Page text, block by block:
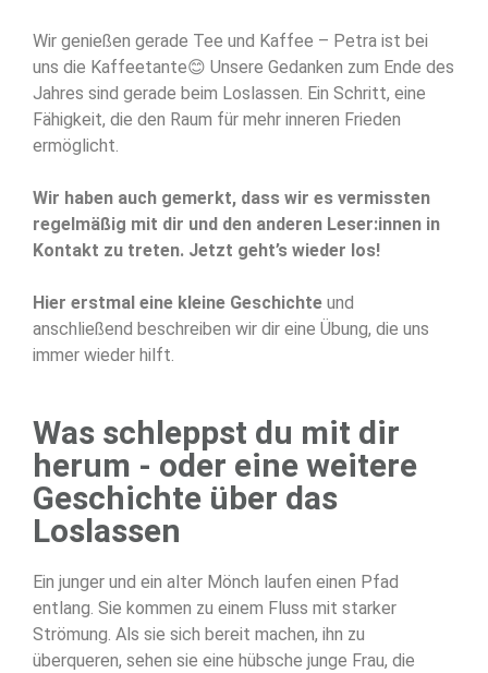
Wir genießen gerade Tee und Kaffee – Petra ist bei
uns die Kaffeetante😊 Unsere Gedanken zum Ende des
Jahres sind gerade beim Loslassen. Ein Schritt, eine
Fähigkeit, die den Raum für mehr inneren Frieden
ermöglicht.
Wir haben auch gemerkt, dass wir es vermissten
regelmäßig mit dir und den anderen Leser:innen in
Kontakt zu treten. Jetzt geht’s wieder los!
Hier erstmal eine kleine Geschichte und
anschließend beschreiben wir dir eine Übung, die uns
immer wieder hilft.
Was schleppst du mit dir
herum - oder eine weitere
Geschichte über das
Loslassen
Ein junger und ein alter Mönch laufen einen Pfad
entlang. Sie kommen zu einem Fluss mit starker
Strömung. Als sie sich bereit machen, ihn zu
überqueren, sehen sie eine hübsche junge Frau, die